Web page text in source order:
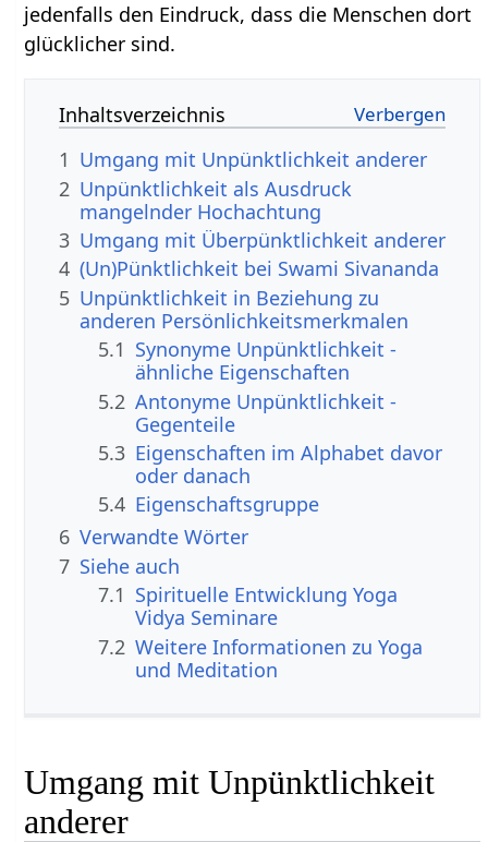
jedenfalls den Eindruck, dass die Menschen dort
glücklicher sind.
Inhaltsverzeichnis
1 Umgang mit Unpünktlichkeit anderer
2 Unpünktlichkeit als Ausdruck
mangelnder Hochachtung
3 Umgang mit Überpünktlichkeit anderer
4 (Un)Pünktlichkeit bei Swami Sivananda
5 Unpünktlichkeit in Beziehung zu
anderen Persönlichkeitsmerkmalen
5.1 Synonyme Unpünktlichkeit -
ähnliche Eigenschaften
5.2 Antonyme Unpünktlichkeit -
Gegenteile
5.3 Eigenschaften im Alphabet davor
oder danach
5.4 Eigenschaftsgruppe
6 Verwandte Wörter
7 Siehe auch
7.1 Spirituelle Entwicklung Yoga
Vidya Seminare
7.2 Weitere Informationen zu Yoga
und Meditation
Umgang mit Unpünktlichkeit
anderer